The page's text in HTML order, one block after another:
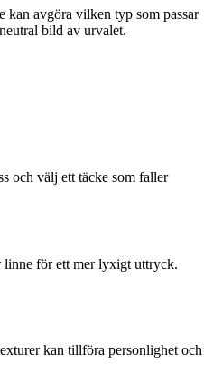
kan avgöra vilken typ som passar
bild av urvalet.
och välj ett täcke som faller
linne för ett mer lyxigt uttryck.
kan tillföra personlighet och